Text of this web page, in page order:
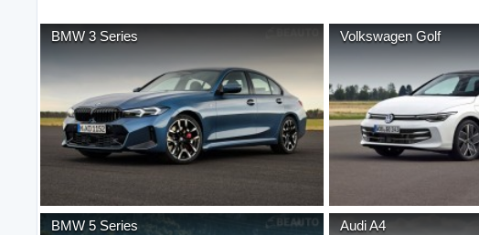
BMW 3 Series Volkswagen Golf
BMW 5 Series Audi A4